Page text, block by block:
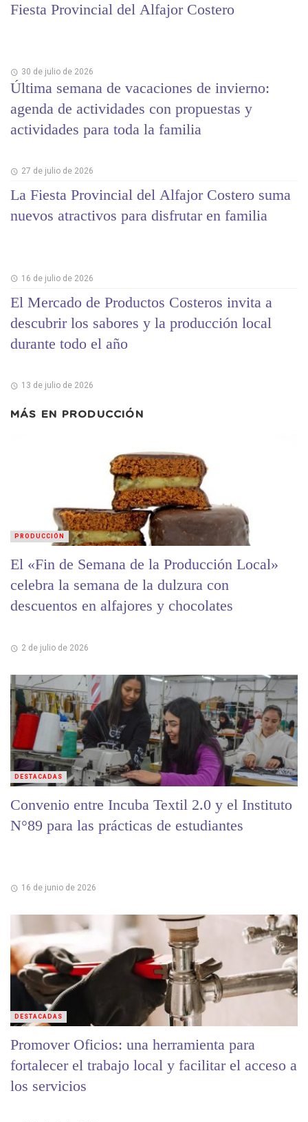
Fiesta Provincial del Alfajor Costero
30 de julio de 2026
Última semana de vacaciones de invierno:
agenda de actividades con propuestas y
actividades para toda la familia
27 de julio de 2026
La Fiesta Provincial del Alfajor Costero suma
nuevos atractivos para disfrutar en familia
16 de julio de 2026
El Mercado de Productos Costeros invita a
descubrir los sabores y la producción local
durante todo el año
13 de julio de 2026
MÁS EN PRODUCCIÓN
El «Fin de Semana de la Producción Local»
celebra la semana de la dulzura con
descuentos en alfajores y chocolates
2 de julio de 2026
PRODUCCIÓN
Convenio entre Incuba Textil 2.0 y el Instituto
N°89 para las prácticas de estudiantes
16 de junio de 2026
DESTACADAS
Promover Oficios: una herramienta para
fortalecer el trabajo local y facilitar el acceso a
los servicios
DESTACADAS